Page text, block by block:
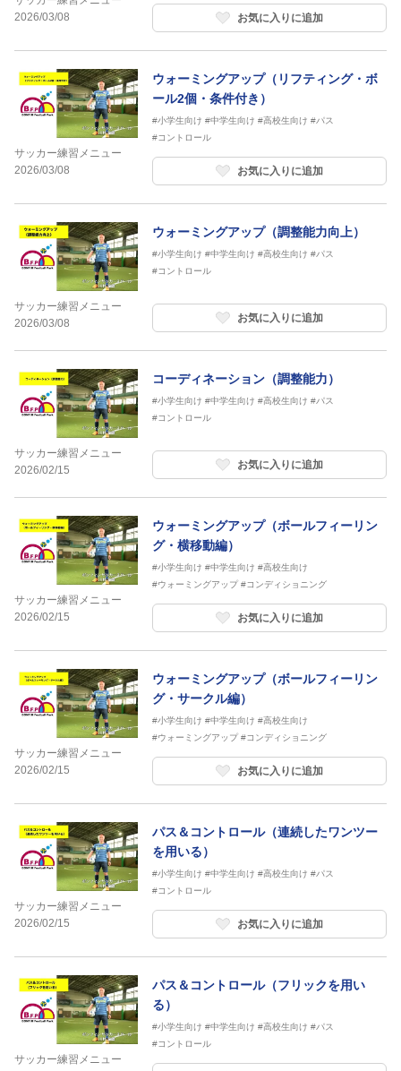
2026/03/08
お気に入りに追加
サッカー練習メニュー
2026/03/08
ウォーミングアップ（リフティング・ボ
ール2個・条件付き）
#小学生向け #中学生向け #高校生向け #パス
#コントロール
お気に入りに追加
サッカー練習メニュー
2026/03/08
ウォーミングアップ（調整能力向上）
#小学生向け #中学生向け #高校生向け #パス
#コントロール
お気に入りに追加
サッカー練習メニュー
2026/02/15
コーディネーション（調整能力）
#小学生向け #中学生向け #高校生向け #パス
#コントロール
お気に入りに追加
サッカー練習メニュー
2026/02/15
ウォーミングアップ（ボールフィーリン
グ・横移動編）
#小学生向け #中学生向け #高校生向け
#ウォーミングアップ #コンディショニング
お気に入りに追加
サッカー練習メニュー
2026/02/15
ウォーミングアップ（ボールフィーリン
グ・サークル編）
#小学生向け #中学生向け #高校生向け
#ウォーミングアップ #コンディショニング
お気に入りに追加
サッカー練習メニュー
2026/02/15
パス＆コントロール（連続したワンツー
を用いる）
#小学生向け #中学生向け #高校生向け #パス
#コントロール
お気に入りに追加
サッカー練習メニュー
パス＆コントロール（フリックを用い
る）
#小学生向け #中学生向け #高校生向け #パス
#コントロール